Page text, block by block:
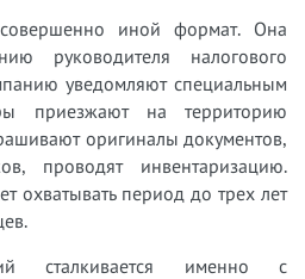
иной формат. Она
руководителя налогового
уведомляют специальным
приезжают на территорию
оригиналы документов,
проводят инвентаризацию.
охватывать период до трех лет
сталкивается именно с